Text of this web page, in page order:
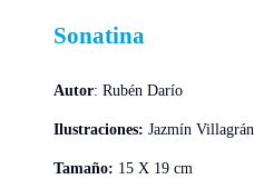
Sonatina
Autor: Rubén Darío
Ilustraciones: Jazmín Villagrán
Tamaño: 15 X 19 cm